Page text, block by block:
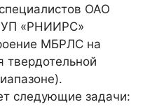
ОАО
«РНИИРС»
МБРЛС на
твердотельной
следующие задачи: